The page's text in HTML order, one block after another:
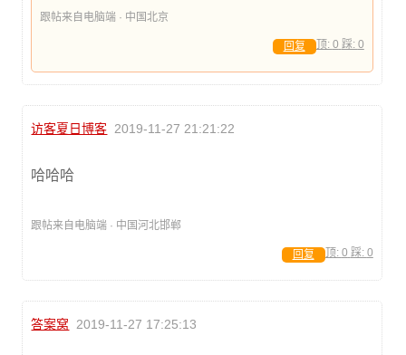
跟帖来自电脑端 · 中国北京
顶: 0 踩: 0
回复
访客夏日博客 2019-11-27 21:21:22
哈哈哈
跟帖来自电脑端 · 中国河北邯郸
顶: 0 踩: 0
回复
答案窝 2019-11-27 17:25:13